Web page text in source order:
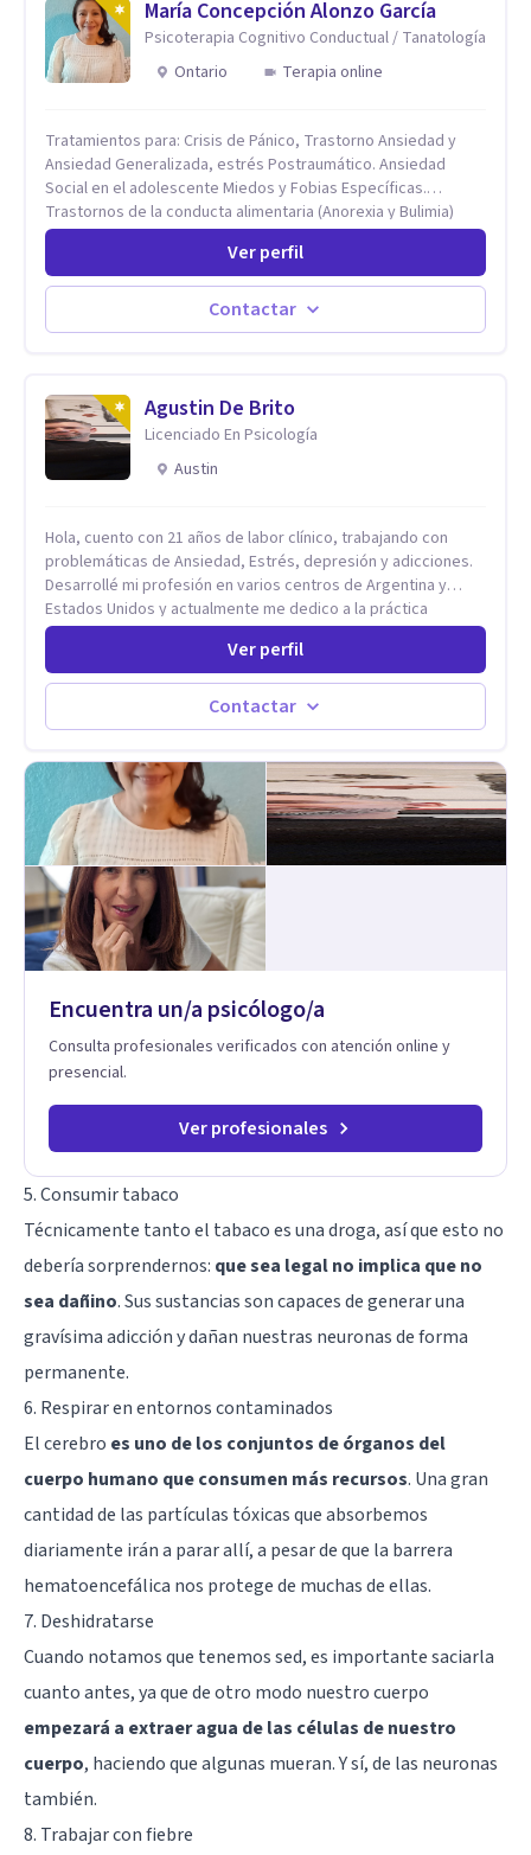
María Concepción Alonzo García
Psicoterapia Cognitivo Conductual / Tanatología
Ontario
Terapia online
Tratamientos para: Crisis de Pánico, Trastorno Ansiedad y
Ansiedad Generalizada, estrés Postraumático. Ansiedad
Social en el adolescente Miedos y Fobias Específicas.
Trastornos de la conducta alimentaria (Anorexia y Bulimia)
Modificación conductas no deseadas. Impulsividad,
conductas obsesivas, compulsividad. Trastorno obsesivo
compulsivo. Tratamiento Eficaz para la Depresión (AC)
Evaluación, contención e intervención en riesgo Suicida
Conductas autolesivas en el adolescente. Problemas con el
vínculo del Apego Seguro. Orientación sexual,
Acompañamiento Tanatológico. Cuidados paliativos en
enfermedades crónicas.
Ver perfil
Contactar
Agustin De Brito
Licenciado En Psicología
Austin
Hola, cuento con 21 años de labor clínico, trabajando con
problemáticas de Ansiedad, Estrés, depresión y adicciones.
Desarrollé mi profesión en varios centros de Argentina y
Estados Unidos y actualmente me dedico a la práctica
privada. Utilizo terapias cognitivas conductuales basadas en
evidencia científica con comprobados resultados. Los
objetivos terapéuticos están centrados en brindar
herramientas concretas para el cambio, que permitan
desarrollar nuevas habilidades y estrategias basadas en la
Ver perfil
Contactar
Encuentra un/a psicólogo/a
Consulta profesionales verificados con atención online y
presencial.
Ver profesionales
5. Consumir tabaco
Técnicamente tanto el tabaco es una droga, así que esto no
debería sorprendernos: que sea legal no implica que no
sea dañino. Sus sustancias son capaces de generar una
gravísima adicción y dañan nuestras neuronas de forma
permanente.
6. Respirar en entornos contaminados
El cerebro es uno de los conjuntos de órganos del
cuerpo humano que consumen más recursos. Una gran
cantidad de las partículas tóxicas que absorbemos
diariamente irán a parar allí, a pesar de que la barrera
hematoencefálica nos protege de muchas de ellas.
7. Deshidratarse
Cuando notamos que tenemos sed, es importante saciarla
cuanto antes, ya que de otro modo nuestro cuerpo
empezará a extraer agua de las células de nuestro
cuerpo, haciendo que algunas mueran. Y sí, de las neuronas
también.
8. Trabajar con fiebre